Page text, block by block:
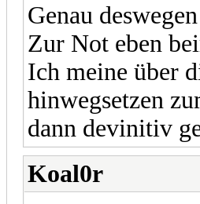
Genau
Zur Not eben
Ich meine über
hinwegsetzen
dann devinitiv
Koal0r